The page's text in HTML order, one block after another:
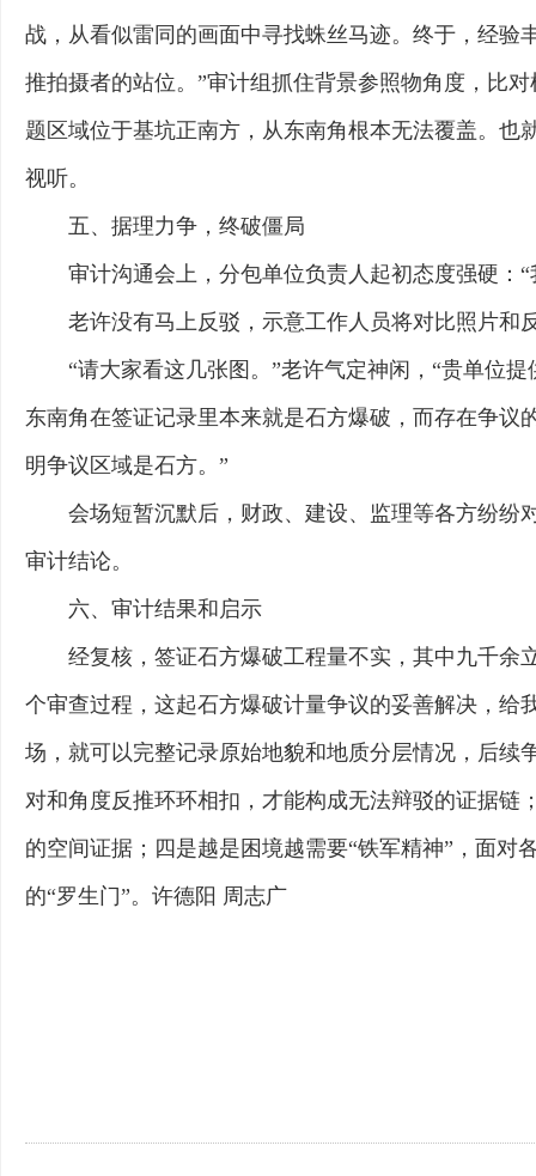
战，从看似雷同的画面中寻找蛛丝马迹。终于，经验
推拍摄者的站位。”审计组抓住背景参照物角度，比
题区域位于基坑正南方，从东南角根本无法覆盖。
视听。
五、据理力争，终破僵局
审计沟通会上，分包单位负责人起初态度强硬：
老许没有马上反驳，示意工作人员将对比照片和
“请大家看这几张图。”老许气定神闲，“贵单位
东南角在签证记录里本来就是石方爆破，而存在争
明争议区域是石方。”
会场短暂沉默后，财政、建设、监理等各方纷纷
审计结论。
六、审计结果和启示
经复核，签证石方爆破工程量不实，其中九千余
个审查过程，这起石方爆破计量争议的妥善解决，给
场，就可以完整记录原始地貌和地质分层情况，后续
对和角度反推环环相扣，才能构成无法辩驳的证据链
的空间证据；四是越是困境越需要“铁军精神”，面
的“罗生门”。许德阳 周志广